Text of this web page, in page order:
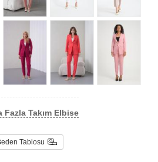
Fazla Takım Elbise
Tablosu